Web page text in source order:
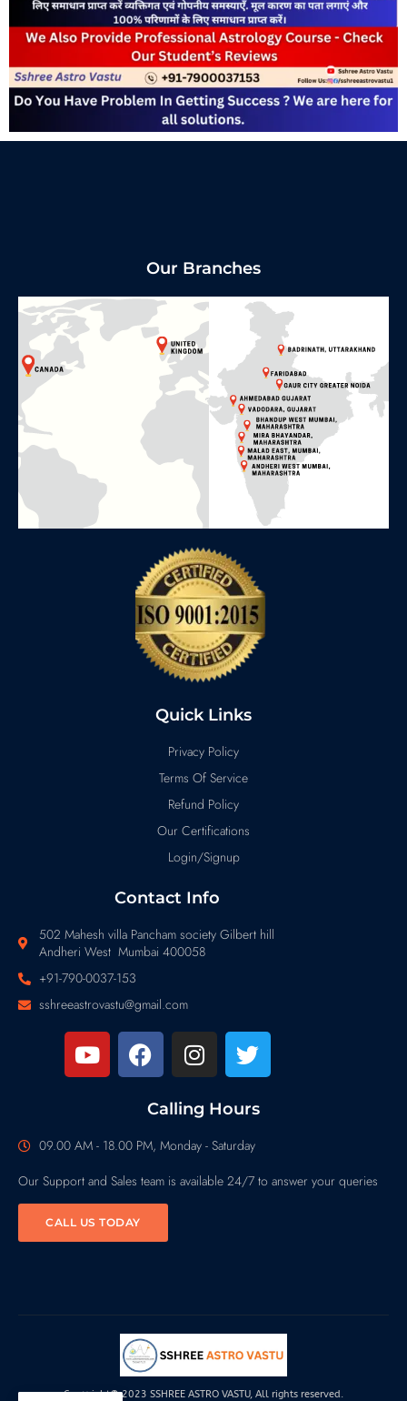
Our Branches
Quick Links
Privacy Policy
Terms Of Service
Refund Policy
Our Certifications
Login/Signup
Contact Info
502 Mahesh villa Pancham society Gilbert hill
Andheri West Mumbai 400058
+91-790-0037-153
sshreeastrovastu@gmail.com
Calling Hours
09.00 AM - 18.00 PM, Monday - Saturday
Our Support and Sales team is available 24/7 to answer your queries
CALL US TODAY
Copyright© 2023 SSHREE ASTRO VASTU, All rights reserved.